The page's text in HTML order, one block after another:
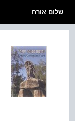
שלום אורח